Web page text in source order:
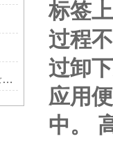
温度贴片是一种用于监测、记录或指示温度变化的工具
标签
过程
过卸
应用
中。